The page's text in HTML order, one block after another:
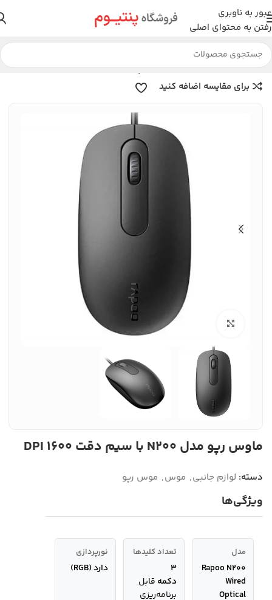
عبور به ناوبری
رفتن به محتوای اصلی
خانه لوازم جانبی موس موس رپو
برای مقایسه اضافه کنید
بزرگنمایی تصویر
ماوس رپو مدل N200 با سیم دقت ۱۶۰۰ DPI
دسته: لوازم جانبی, موس, موس رپو
ویژگی‌ها
مدل
Rapoo N200
Wired
Optical
تعداد کلیدها
۳
دکمه قابل
برنامه‌ریزی
نورپردازی
دارد (RGB)